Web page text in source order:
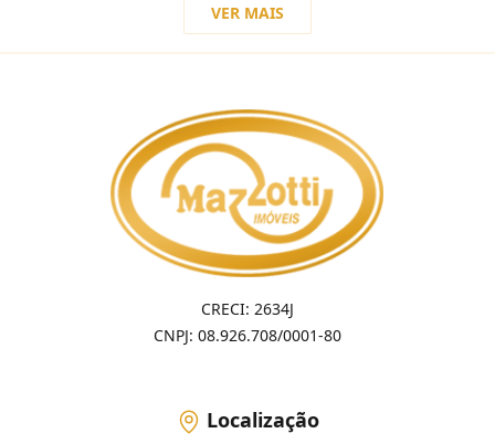
VER MAIS
CRECI: 2634J
CNPJ: 08.926.708/0001-80
Localização